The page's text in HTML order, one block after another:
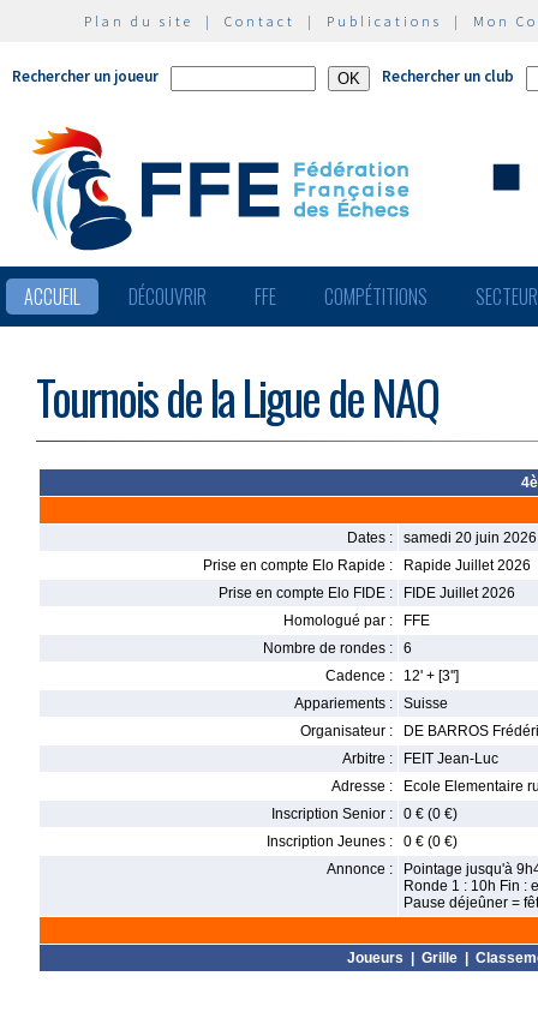
Plan du site | Contact | Publications | Mon
Rechercher un joueur Rechercher un club
ACCUEIL DÉCOUVRIR FFE COMPÉTITIONS
Tournois de la Ligue de NAQ
Dates :
samedi 20 juin
Prise en compte Elo Rapide :
Rapide Juillet 2026
Prise en compte Elo FIDE :
FIDE Juillet 2026
Homologué par :
FFE
Nombre de rondes :
6
Cadence :
12' + [3'']
Appariements :
Suisse
Organisateur :
DE BARROS
Arbitre :
FEIT Jean-Luc
Adresse :
Ecole Elementaire
Inscription Senior :
0 € (0 €)
Inscription Jeunes :
0 € (0 €)
Annonce :
Pointage jusqu'à
Ronde 1 : 10h Fin :
Pause déjeûner =
Joueurs Grille